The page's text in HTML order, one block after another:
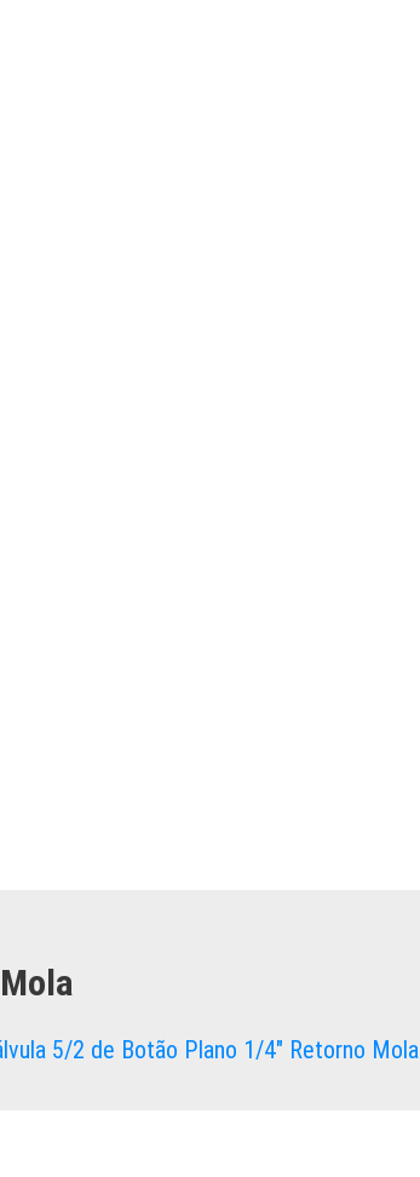
5/2 de Botão Plano 1/4″ Retorno Mola